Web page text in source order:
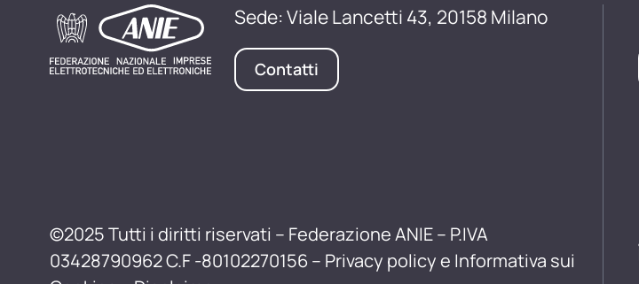
Sede: Viale Lancetti 43, 20158 Milano
Contatti
©2025 Tutti i diritti riservati – Federazione ANIE – P.IVA
03428790962 C.F -80102270156 – Privacy policy e Informativa sui